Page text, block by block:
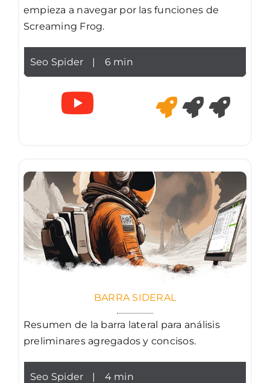
empieza a navegar por las funciones de
Screaming Frog.
Seo Spider | 6 min
BARRA SIDERAL
Resumen de la barra lateral para análisis
preliminares agregados y concisos.
Seo Spider | 4 min